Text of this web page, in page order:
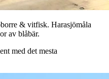
& vitfisk. Harasjömåla
av blåbär.
med det mesta